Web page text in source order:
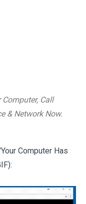
Call
& Network Now.
Computer Has